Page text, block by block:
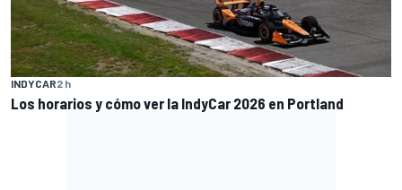
INDYCAR2 h
Los horarios y cómo ver la IndyCar 2026 en Portland